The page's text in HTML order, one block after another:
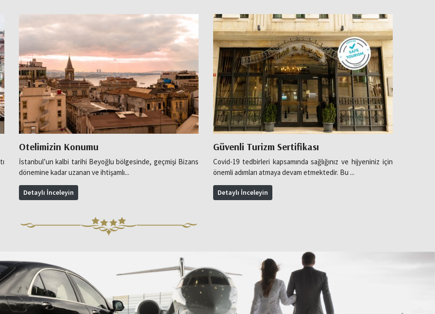
Otelimizin Konumu
İstanbul’un kalbi tarihi Beyoğlu bölgesinde, geçmişi Bizans
dönemine kadar uzanan ve ihtişamlı...
Detaylı İnceleyin
Güvenli Turizm Sertifikası
Covid-19 tedbirleri kapsamında sağlığınız ve hijyeniniz için
önemli adımları atmaya devam etmektedir. Bu ...
Detaylı İnceleyin